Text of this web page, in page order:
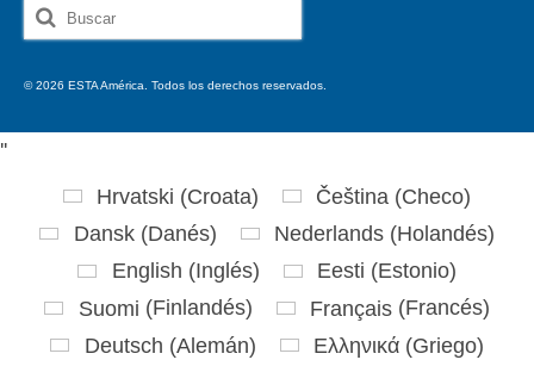
Buscar
por:
© 2026 ESTA América. Todos los derechos reservados.
''
Hrvatski (Croata) Čeština (Checo)
Dansk(Danés) Nederlands(Holandés)
English (Inglés) Eesti (Estonio)
Suomi (Finlandés) Français(Francés)
Deutsch (Alemán) Ελληνικά(Griego)